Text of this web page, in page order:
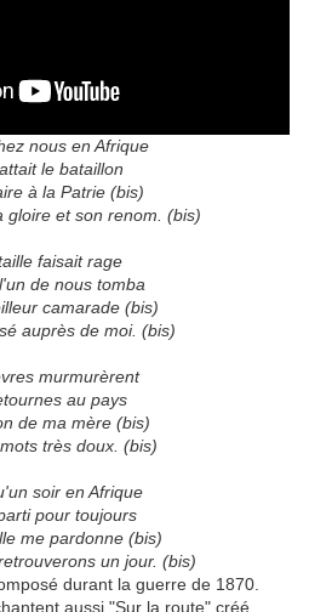
nous en Afrique
le bataillon
à la Patrie (bis)
gloire et son renom. (bis)
faisait rage
de nous tomba
camarade (bis)
auprès de moi. (bis)
murmurèrent
au pays
de ma mère (bis)
très doux. (bis)
soir en Afrique
pour toujours
me pardonne (bis)
un jour. (bis)
durant la guerre de 1870.
aussi "Sur la route" créé